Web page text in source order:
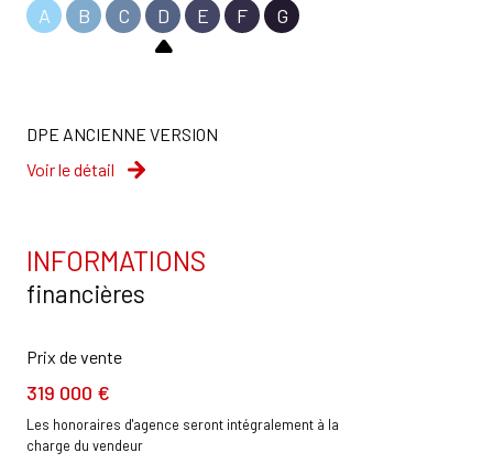
A B C D E F G
DPE ANCIENNE VERSION
Voir le détail
INFORMATIONS
financières
Prix de vente
319 000 €
Les honoraires d'agence seront intégralement à la
charge du vendeur